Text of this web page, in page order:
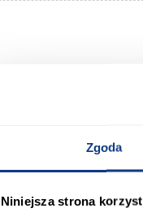
Zgoda
Niniejsza strona